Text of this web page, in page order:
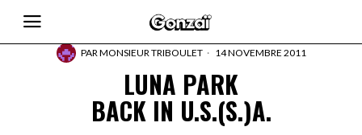
PARMONSIEUR TRIBOULET 14 NOVEMBRE 2011
LUNA PARK
BACK IN U.S.(S.)A.